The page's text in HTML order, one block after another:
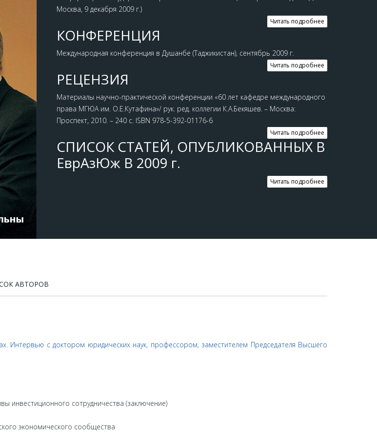
Москва, 9 декабря 2009 г.)
Читать подробнее
КОНФЕРЕНЦИЯ
Международная конференция в Душанбе (Таджикистан), сентябрь 2009 г.
Читать подробнее
РЕЦЕНЗИЯ
Материалы научно-практической конференции «60 лет кафедре международного
права МГЮА им. О.Е.Кутафина»/ рук. ред. коллегии К.А.Бекяшев. – Москва:
Проспект, 2010. – 240 с. ISBN 978-5-392-01176-6
Читать подробнее
СПИСОК СТАТЕЙ, ОПУБЛИКОВАННЫХ В
ЕврАзЮж В 2009 г.
Читать подробнее
АВТОРОВ
Интервью с доктором юридических наук, профессором, заместителем Председателя Высшего
инвестиционного сотрудничества (заключение)
экономического сообщества